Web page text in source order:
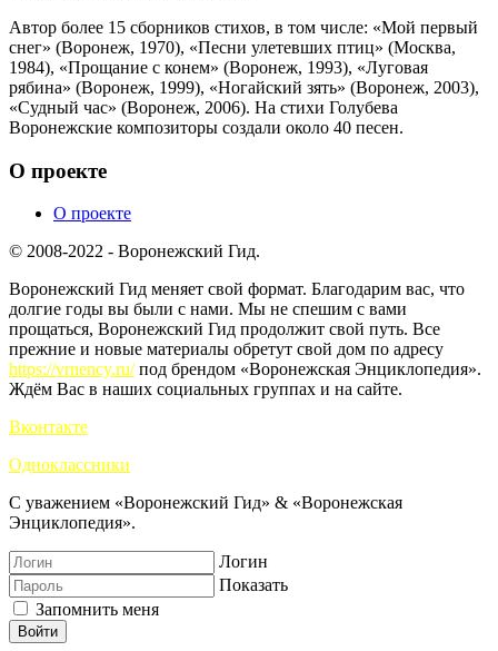
Автор более 15 сборников стихов, в том числе: «Мой первый
снег» (Воронеж, 1970), «Песни улетевших птиц» (Москва,
1984), «Прощание с конем» (Воронеж, 1993), «Луговая
рябина» (Воронеж, 1999), «Ногайский зять» (Воронеж, 2003),
«Судный час» (Воронеж, 2006). На стихи Голубева
Воронежские композиторы создали около 40 песен.
О проекте
О проекте
© 2008-2022 - Воронежский Гид.
Воронежский Гид меняет свой формат. Благодарим вас, что
долгие годы вы были с нами. Мы не спешим с вами
прощаться, Воронежский Гид продолжит свой путь. Все
прежние и новые материалы обретут свой дом по адресу
https://vrnency.ru/под брендом «Воронежская Энциклопедия».
Ждём Вас в наших социальных группах и на сайте.
Вконтакте
Одноклассники
С уважением «Воронежский Гид» & «Воронежская
Энциклопедия».
Логин
Показать
Запомнить меня
Войти